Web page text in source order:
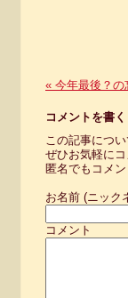
« 今年最後？の
コメントを書く
この記事につ
ぜひお気軽にコ
匿名でもコメン
お名前 (ニック
コメント